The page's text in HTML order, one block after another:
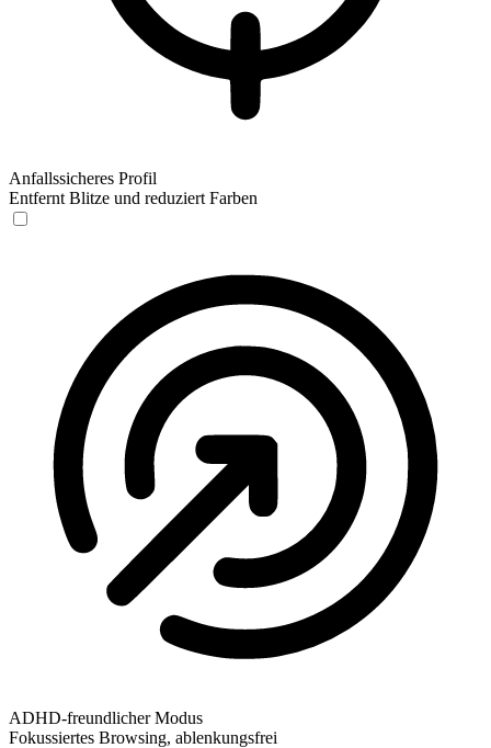
Anfallssicheres Profil
Entfernt Blitze und reduziert Farben
ADHD-freundlicher Modus
Fokussiertes Browsing, ablenkungsfrei